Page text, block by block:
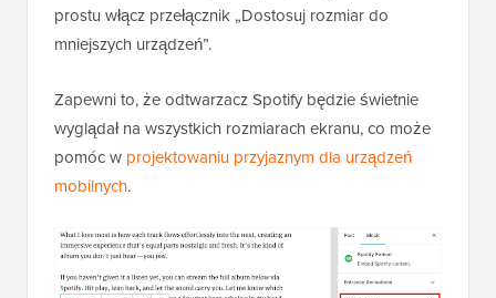
prostu włącz przełącznik „Dostosuj rozmiar do
mniejszych urządzeń”.
Zapewni to, że odtwarzacz Spotify będzie świetnie
wyglądał na wszystkich rozmiarach ekranu, co może
pomóc w projektowaniu przyjaznym dla urządzeń
mobilnych.